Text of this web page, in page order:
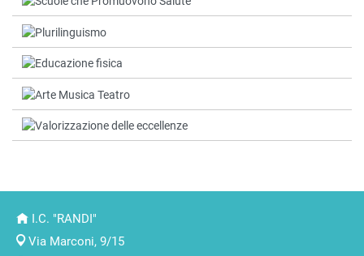
I.C. "RANDI"
Via Marconi, 9/15